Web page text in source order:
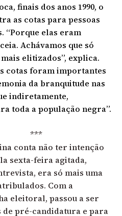
finais dos anos 1990, o
as cotas para pessoas
“Porque elas eram
Achávamos que só
elitizados”, explica.
cotas foram importantes
da branquitude nas
indiretamente,
toda a população negra”.
conta não ter intenção
sexta-feira agitada,
era só mais uma
Com a
eleitoral, passou a ser
de pré-candidatura e para